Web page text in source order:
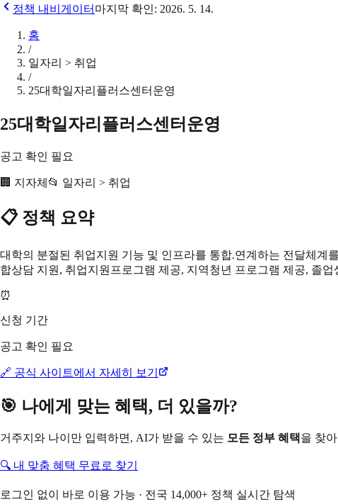
정책 내비게이터 마지막 확인: 2026. 5. 14.
홈
/
일자리 > 취업
/
25대학일자리플러스센터운영
25대학일자리플러스센터운영
공고 확인 필요
🏢 지자체 📂 일자리 > 취업
📋 정책 요약
대학의 분절된 취업지원 기능 및 인프라를 통합.연계하는 전달체계
합상담 지원, 취업지원프로그램 제공, 지역청년 프로그램 제공, 졸
⏰
신청 기간
공고 확인 필요
🔗 공식 사이트에서 자세히 보기
🎯 나에게 맞는 혜택, 더 있을까?
거주지와 나이만 입력하면, AI가 받을 수 있는 모든 정부 혜택을 찾
🔍 내 맞춤 혜택 무료로 찾기
로그인 없이 바로 이용 가능 · 전국 14,000+ 정책 실시간 탐색